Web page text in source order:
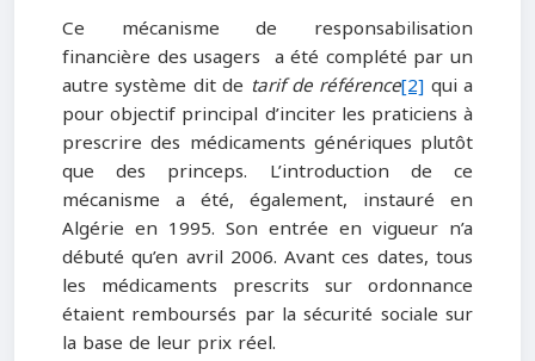
Ce mécanisme de responsabilisation
financière des usagers a été complété par un
autre système dit de tarif de référence[2] qui a
pour objectif principal d’inciter les praticiens à
prescrire des médicaments génériques plutôt
que des princeps. L’introduction de ce
mécanisme a été, également, instauré en
Algérie en 1995. Son entrée en vigueur n’a
débuté qu’en avril 2006. Avant ces dates, tous
les médicaments prescrits sur ordonnance
étaient remboursés par la sécurité sociale sur
la base de leur prix réel.